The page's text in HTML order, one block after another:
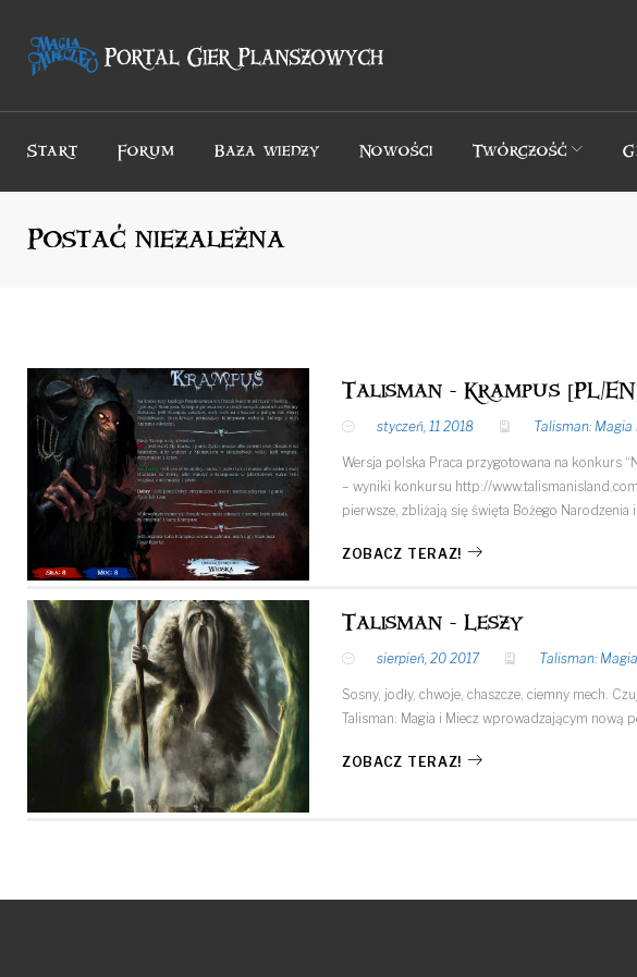
Start Forum Baza wiedzy Nowości Twórczość
Postać niezależna
Talisman - Krampus [PL/EN]
styczeń, 11 2018 Talisman: Magia
Wersja polska Praca przygotowana na konkurs
– wyniki konkursu http://
pierwsze, zbliżają się święta Bożego
ZOBACZ TERAZ!
Talisman - Leszy
sierpień, 20 2017 Talisman:
Sosny, jodły, chwoje, chaszcze, ciemny mech.
Talisman: Magia i Miecz wprowadzającym
ZOBACZ TERAZ!